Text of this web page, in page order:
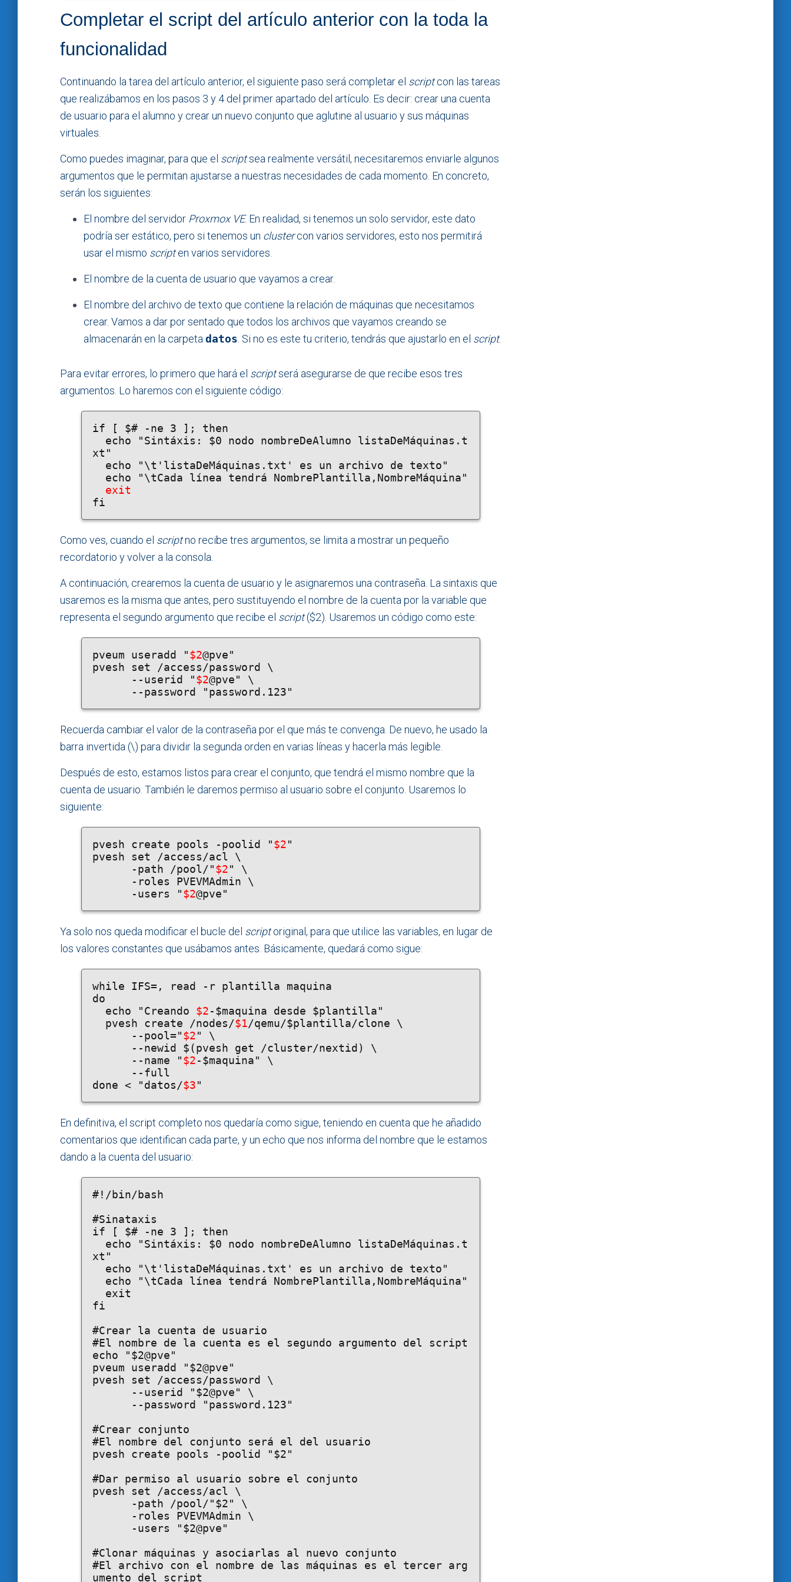
Completar el script del artículo anterior con la toda la
funcionalidad
Continuando la tarea del artículo anterior, el siguiente paso será completar el scriptcon las tareas
que realizábamos en los pasos 3 y 4 del primer apartado del artículo. Es decir: crear una cuenta
de usuario para el alumno y crear un nuevo conjunto que aglutine al usuario y sus máquinas
virtuales.
Como puedes imaginar, para que el scriptsea realmente versátil, necesitaremos enviarle algunos
argumentos que le permitan ajustarse a nuestras necesidades de cada momento. En concreto,
serán los siguientes:
El nombre del servidor Proxmox VE. En realidad, si tenemos un solo servidor, este dato
podría ser estático, pero si tenemos un clustercon varios servidores, esto nos permitirá
usar el mismo scripten varios servidores.
El nombre de la cuenta de usuario que vayamos a crear.
El nombre del archivo de texto que contiene la relación de máquinas que necesitamos
crear. Vamos a dar por sentado que todos los archivos que vayamos creando se
almacenarán en la carpeta datos . Si no es este tu criterio, tendrás que ajustarlo en el script.
Para evitar errores, lo primero que hará el scriptserá asegurarse de que recibe esos tres
argumentos. Lo haremos con el siguiente código:
if [ $# -ne 3 ]; then
xt"
exit
fi
Como ves, cuando el scriptno recibe tres argumentos, se limita a mostrar un pequeño
recordatorio y volver a la consola.
A continuación, crearemos la cuenta de usuario y le asignaremos una contraseña. La sintaxis que
usaremos es la misma que antes, pero sustituyendo el nombre de la cuenta por la variable que
representa el segundo argumento que recibe el script($2). Usaremos un código como este:
pveum useradd "$2@pve"
pvesh set /access/password \
      --userid "
$2@pve" \
      --password "password.123"
Recuerda cambiar el valor de la contraseña por el que más te convenga. De nuevo, he usado la
barra invertida (\) para dividir la segunda orden en varias líneas y hacerla más legible.
Después de esto, estamos listos para crear el conjunto, que tendrá el mismo nombre que la
cuenta de usuario. También le daremos permiso al usuario sobre el conjunto. Usaremos lo
siguiente:
pvesh create pools -poolid "$2"
pvesh set /access/acl \
      -path /pool/"
$2" \
      -users "
$2@pve"
Ya solo nos queda modificar el bucle del scriptoriginal, para que utilice las variables, en lugar de
los valores constantes que usábamos antes. Básicamente, quedará como sigue:
while IFS=, read -r plantilla maquina
do
  echo "Creando
$2-$maquina desde $plantilla"
  pvesh create /nodes/
$1/qemu/$plantilla/clone \
      --pool="
$2" \
      --name "
$2-$maquina" \
done < "datos/$3"
En definitiva, el script completo nos quedaría como sigue, teniendo en cuenta que he añadido
comentarios que identifican cada parte, y un echo que nos informa del nombre que le estamos
dando a la cuenta del usuario:
#!/bin/bash
#Sinataxis
if [ $# -ne 3 ]; then
xt"
fi
#Crear la cuenta de usuario
#El nombre de la cuenta es el segundo argumento del script
echo "$2@pve"
pveum useradd "$2@pve"
pvesh set /access/password \
#Crear conjunto
#El nombre del conjunto será el del usuario
pvesh create pools -poolid "$2"
#Dar permiso al usuario sobre el conjunto
pvesh set /access/acl \
#Clonar máquinas y asociarlas al nuevo conjunto
#El archivo con el nombre de las máquinas es el tercer arg
umento del script